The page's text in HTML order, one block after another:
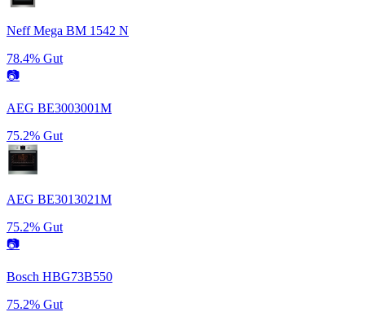
Neff Mega BM 1542 N
78.4% Gut
📷
AEG BE3003001M
75.2% Gut
AEG BE3013021M
75.2% Gut
📷
Bosch HBG73B550
75.2% Gut